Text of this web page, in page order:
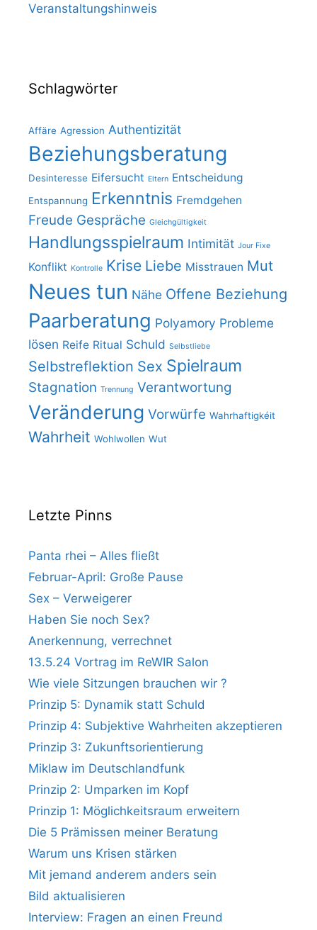
Veranstaltungshinweis
Schlagwörter
Affäre Agression Authentizität
Beziehungsberatung
Desinteresse Eifersucht Eltern Entscheidung
Entspannung Erkenntnis Fremdgehen
Freude Gespräche Gleichgültigkeit
Handlungsspielraum Intimität Jour Fixe
Konflikt Kontrolle Krise Liebe Misstrauen Mut
Neues tun Nähe Offene Beziehung
Paarberatung Polyamory Probleme
lösen Reife Ritual Schuld Selbstliebe
Selbstreflektion Sex Spielraum
Stagnation Trennung Verantwortung
Veränderung Vorwürfe Wahrhaftigkéit
Wahrheit Wohlwollen Wut
Letzte Pinns
Panta rhei – Alles fließt
Februar-April: Große Pause
Sex – Verweigerer
Haben Sie noch Sex?
Anerkennung, verrechnet
13.5.24 Vortrag im ReWIR Salon
Wie viele Sitzungen brauchen wir ?
Prinzip 5: Dynamik statt Schuld
Prinzip 4: Subjektive Wahrheiten akzeptieren
Prinzip 3: Zukunftsorientierung
Miklaw im Deutschlandfunk
Prinzip 2: Umparken im Kopf
Prinzip 1: Möglichkeitsraum erweitern
Die 5 Prämissen meiner Beratung
Warum uns Krisen stärken
Mit jemand anderem anders sein
Bild aktualisieren
Interview: Fragen an einen Freund